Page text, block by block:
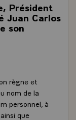
Président
Juan Carlos
son
règne et
nom de la
personnel, à
que